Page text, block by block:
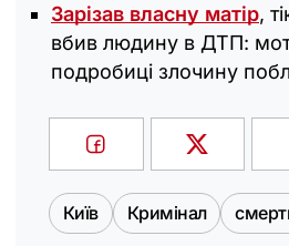
Зарізав власну матір,
вбив людину в ДТП:
подробиці злочину
Київ Кримінал